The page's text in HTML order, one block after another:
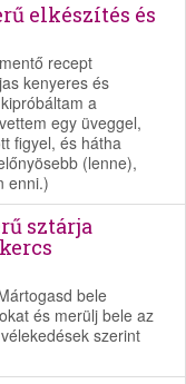
elkészítés és
recept
kenyeres és
a
egy üveggel,
figyel, és hátha
(lenne),
enni.)
sztárja
bele
és merülj bele az
szerint